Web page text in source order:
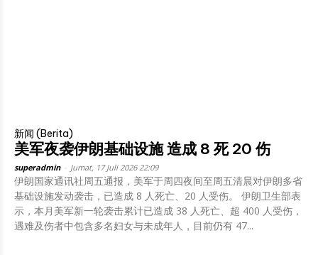
新闻 (Berita)
美军夜袭伊朗基础设施 造成 8 死 20 伤
superadmin Jumat, 17 Juli 2026 22:09
伊朗国家通讯社周五通报，美军于周四夜间至周五清晨对伊朗多省
基础设施发动袭击，已造成 8 人死亡、20 人受伤。 伊朗卫生部表
示，本月美军新一轮袭击累计已造成 38 人死亡、超 400 人受伤，
遇难及伤者中包含多名妇女与未成年人，目前仍有 47...